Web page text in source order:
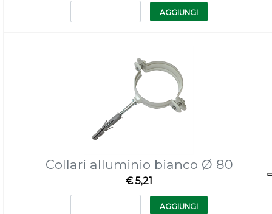
Quantità
AGGIUNGI
Collari alluminio bianco Ø 80
€ 5,21
Quantità
AGGIUNGI